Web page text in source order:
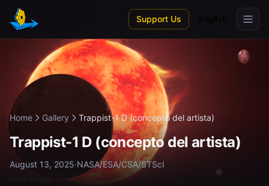
Skip to main content
Support Us
Home Gallery Trappist-1 D (concepto del artista)
Trappist-1 D (concepto del artista)
August 13, 2025·NASA/ESA/CSA/STScI